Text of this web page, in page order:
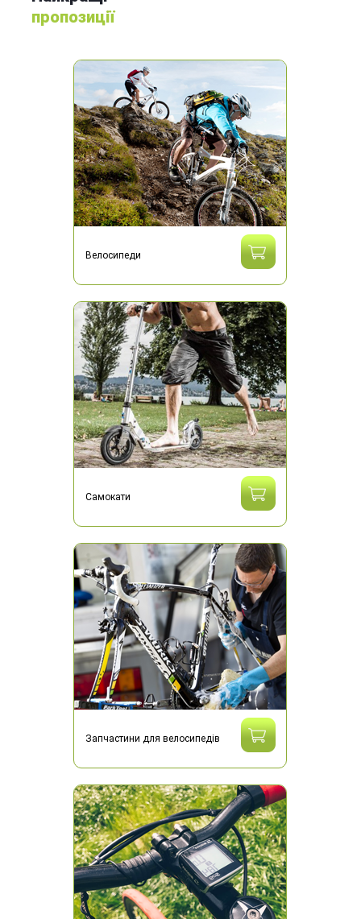
пропозиції
Велосипеди
Самокати
Запчастини для велосипедів